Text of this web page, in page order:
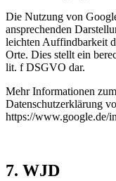
Die Nutzung von
ansprechenden
leichten Auffindbarkeit
Orte. Dies stellt ein
lit. f DSGVO dar.
Mehr Informationen
Datenschutzerklärung
https://www.google.de/
7. WJD